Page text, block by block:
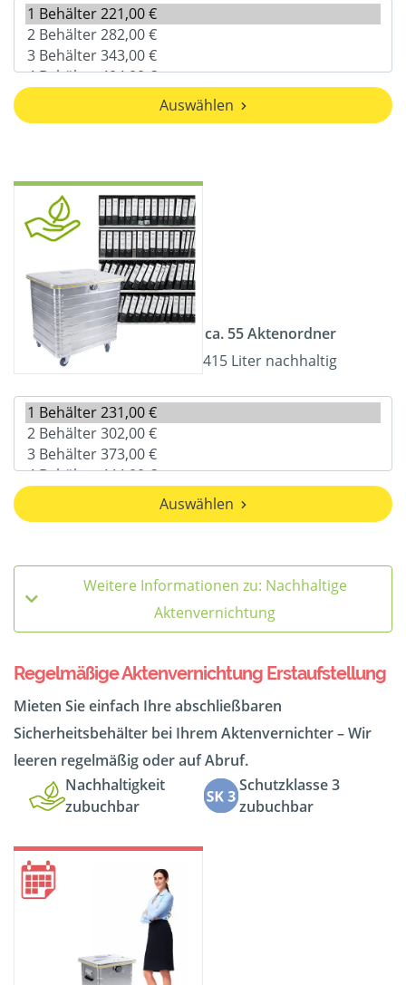
Auswählen
ca. 55 Aktenordner
415 Liter nachhaltig
Auswählen
Weitere Informationen zu: Nachhaltige
Aktenvernichtung
Regelmäßige Aktenvernichtung Erstaufstellung
Mieten Sie einfach Ihre abschließbaren
Sicherheitsbehälter bei Ihrem Aktenvernichter – Wir
leeren regelmäßig oder auf Abruf.
Nachhaltigkeit
zubuchbar
Schutzklasse 3
zubuchbar